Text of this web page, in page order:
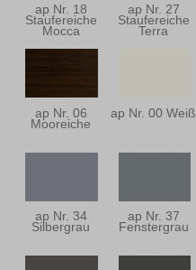
ap Nr. 18
Staufereiche
Mocca
ap Nr. 27
Staufereiche
Terra
ap Nr. 06
Mooreiche
ap Nr. 00 Weiß
ap Nr. 34
Silbergrau
ap Nr. 37
Fenstergrau